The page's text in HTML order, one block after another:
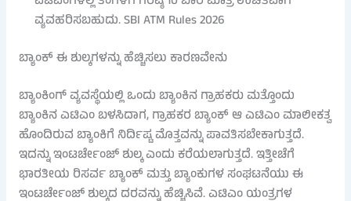
ವ್ಯವಹರಿಸಬಹುದು. SBI ATM Rules 2026
ಬ್ಯಾಂಕ್ ಈ ಶುಲ್ಕಗಳನ್ನು ಹೆಚ್ಚಿಸಲು ಕಾರಣವೇನು
ಬ್ಯಾಂಕಿಂಗ್ ವ್ಯವಸ್ಥೆಯಲ್ಲಿ ಒಂದು ಬ್ಯಾಂಕಿನ ಗ್ರಾಹಕರು ಮತ್ತೊಂದು
ಬ್ಯಾಂಕಿನ ಎಟಿಎಂ ಬಳಸಿದಾಗ, ಗ್ರಾಹಕರ ಬ್ಯಾಂಕ್ ಆ ಎಟಿಎಂ ಮಾಲೀಕತ್ವ
ಹೊಂದಿರುವ ಬ್ಯಾಂಕಿಗೆ ನಿರ್ದಿಷ್ಟ ಮೊತ್ತವನ್ನು ಪಾವತಿಸಬೇಕಾಗುತ್ತದೆ.
ಇದನ್ನು ಇಂಟರ್ಚೇಂಜ್ ಶುಲ್ಕ ಎಂದು ಕರೆಯಲಾಗುತ್ತದೆ. ಇತ್ತೀಚೆಗೆ
ಭಾರತೀಯ ರಿಸರ್ವ ಬ್ಯಾಂಕ್ ಮತ್ತು ಬ್ಯಾಂಕುಗಳ ಸಂಘಟನೆಯು ಈ
ಇಂಟರ್ಚೇಂಜ್ ಶುಲ್ಕದ ದರವನ್ನು ಹೆಚ್ಚಿಸಿವೆ. ಎಟಿಎಂ ಯಂತ್ರಗಳ